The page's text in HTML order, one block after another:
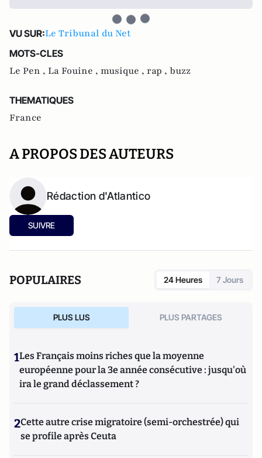
VU SUR:Le Tribunal du Net
MOTS-CLES
Le Pen , La Fouine , musique , rap , buzz
THEMATIQUES
France
A PROPOS DES AUTEURS
Rédaction d'Atlantico
SUIVRE
POPULAIRES 24 Heures 7 Jours
PLUS LUS PLUS PARTAGES
1Les Français moins riches que la moyenne
européenne pour la 3e année consécutive : jusqu'où
ira le grand déclassement ?
2Cette autre crise migratoire (semi-orchestrée) qui
se profile après Ceuta